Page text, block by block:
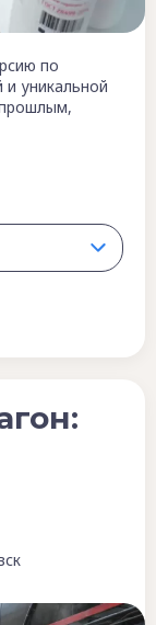
по
и уникальной